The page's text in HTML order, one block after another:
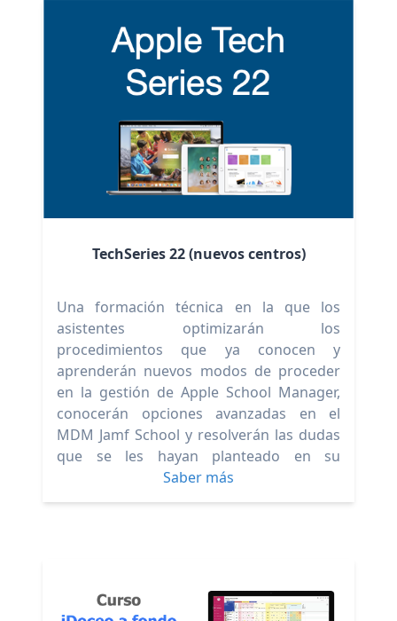
TechSeries 22 (nuevos centros)
Una formación técnica en la que los
asistentes optimizarán los
procedimientos que ya conocen y
aprenderán nuevos modos de proceder
en la gestión de Apple School Manager,
conocerán opciones avanzadas en el
MDM Jamf School y resolverán las dudas
que se les hayan planteado en su
experiencia en estas gestiones.
Saber más